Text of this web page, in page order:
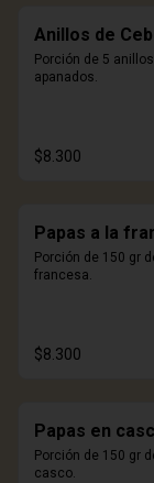
Anillos de
Porción de 5
apanados.
$8.300
Papas a la
Porción de 150 gr
francesa.
$8.300
Papas en
Porción de 150 gr
casco.